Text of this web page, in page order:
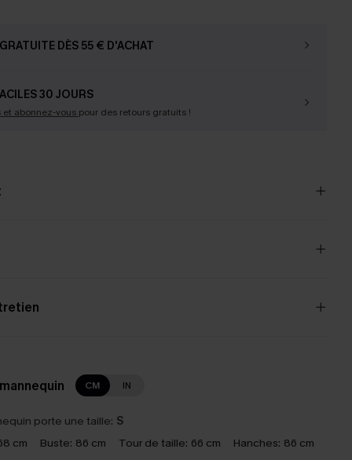
DÈS 55 € D'ACHAT
30 JOURS
et abonnez-vous pour des retours gratuits !
CM IN
porte une taille: S
cm
Buste: 86 cm Tour de taille: 66 cm Hanches: 86 cm